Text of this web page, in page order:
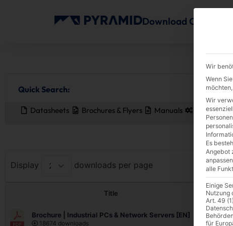
Download Center
Quick Search:
Datasheets Brochures & Flyers Manuals Driver
Display downloads per page
Title
Brochure | Industrial PCs & Network Servers [EN]
18674 downloads
Wir
Wenn
Wir
Es
Angebot
alle
Einige
Nutzung
Art. 49
für